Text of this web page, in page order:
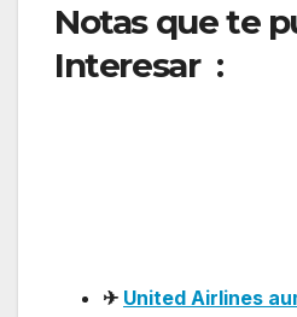
Notas que te
Interesar :
✈ United Airlines